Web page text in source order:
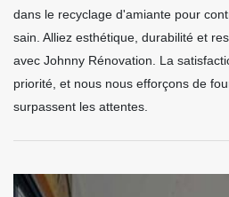
dans le recyclage d'amiante pour
sain. Alliez esthétique, durabilité et
avec Johnny Rénovation. La
priorité, et nous nous efforçons de
surpassent les attentes.